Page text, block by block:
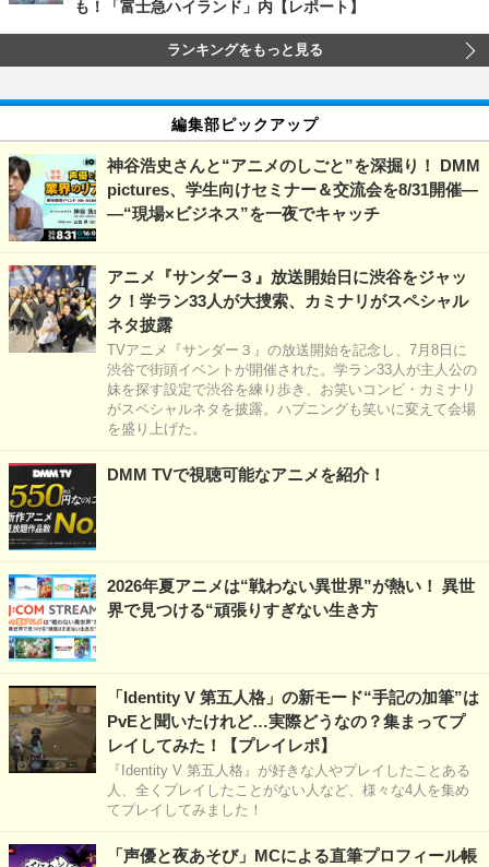
も！「富士急ハイランド」内【レポート】
ランキングをもっと見る
編集部ピックアップ
神谷浩史さんと“アニメのしごと”を深掘り！ DMM
pictures、学生向けセミナー＆交流会を8/31開催―
―“現場×ビジネス”を一夜でキャッチ
アニメ『サンダー３』放送開始日に渋谷をジャッ
ク！学ラン33人が大捜索、カミナリがスペシャル
ネタ披露
TVアニメ『サンダー３』の放送開始を記念し、7月8日に
渋谷で街頭イベントが開催された。学ラン33人が主人公の
妹を探す設定で渋谷を練り歩き、お笑いコンビ・カミナリ
がスペシャルネタを披露。ハプニングも笑いに変えて会場
を盛り上げた。
DMM TVで視聴可能なアニメを紹介！
2026年夏アニメは“戦わない異世界”が熱い！ 異世
界で見つける“頑張りすぎない生き方
「Identity V 第五人格」の新モード“手記の加筆”は
PvEと聞いたけれど…実際どうなの？集まってプ
レイしてみた！【プレイレポ】
『Identity V 第五人格』が好きな人やプレイしたことある
人、全くプレイしたことがない人など、様々な4人を集め
てプレイしてみました！
「声優と夜あそび」MCによる直筆プロフィール帳